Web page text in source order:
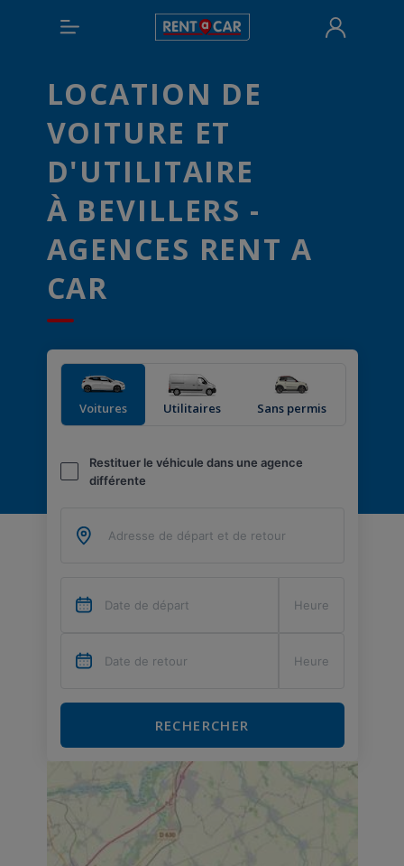
LOCATION DE
VOITURE ET
D'UTILITAIRE
À BEVILLERS -
AGENCES RENT A
CAR
Voitures Utilitaires Sans permis
Restituer le véhicule dans une agence
différente
RECHERCHER